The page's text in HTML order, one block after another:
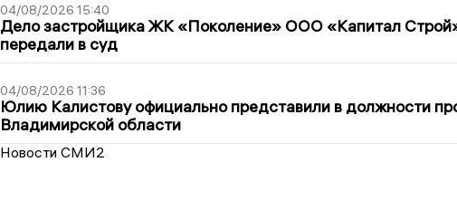
04/08/2026 15:40
Дело застройщика ЖК «Поколение» ООО «Капитал
передали в суд
04/08/2026 11:36
Юлию Калистову официально представили в должности
Владимирской области
Новости СМИ2